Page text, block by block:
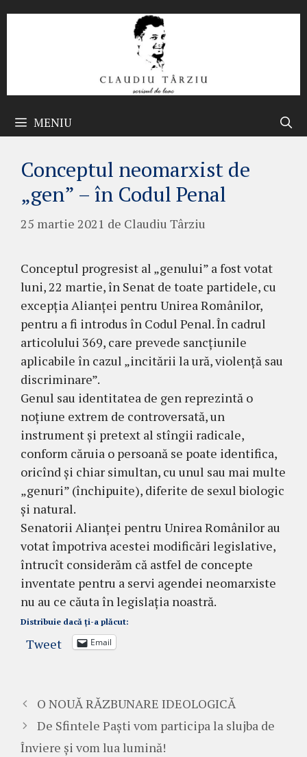
MENIU
Conceptul neomarxist de
„gen” – în Codul Penal
25 martie 2021 de Claudiu Târziu
Conceptul progresist al „genului” a fost votat
luni, 22 martie, în Senat de toate partidele, cu
excepția Alianței pentru Unirea Românilor,
pentru a fi introdus în Codul Penal. În cadrul
articolului 369, care prevede sancțiunile
aplicabile în cazul „incitării la ură, violență sau
discriminare”.
Genul sau identitatea de gen reprezintă o
noțiune extrem de controversată, un
instrument și pretext al stîngii radicale,
conform căruia o persoană se poate identifica,
oricînd și chiar simultan, cu unul sau mai multe
„genuri” (închipuite), diferite de sexul biologic
și natural.
Senatorii Alianței pentru Unirea Românilor au
votat împotriva acestei modificări legislative,
întrucît considerăm că astfel de concepte
inventate pentru a servi agendei neomarxiste
nu au ce căuta în legislația noastră.
Distribuie dacă ți-a plăcut:
Tweet Email
O NOUĂ RĂZBUNARE IDEOLOGICĂ
De Sfintele Paști vom participa la slujba de
Înviere și vom lua lumină!